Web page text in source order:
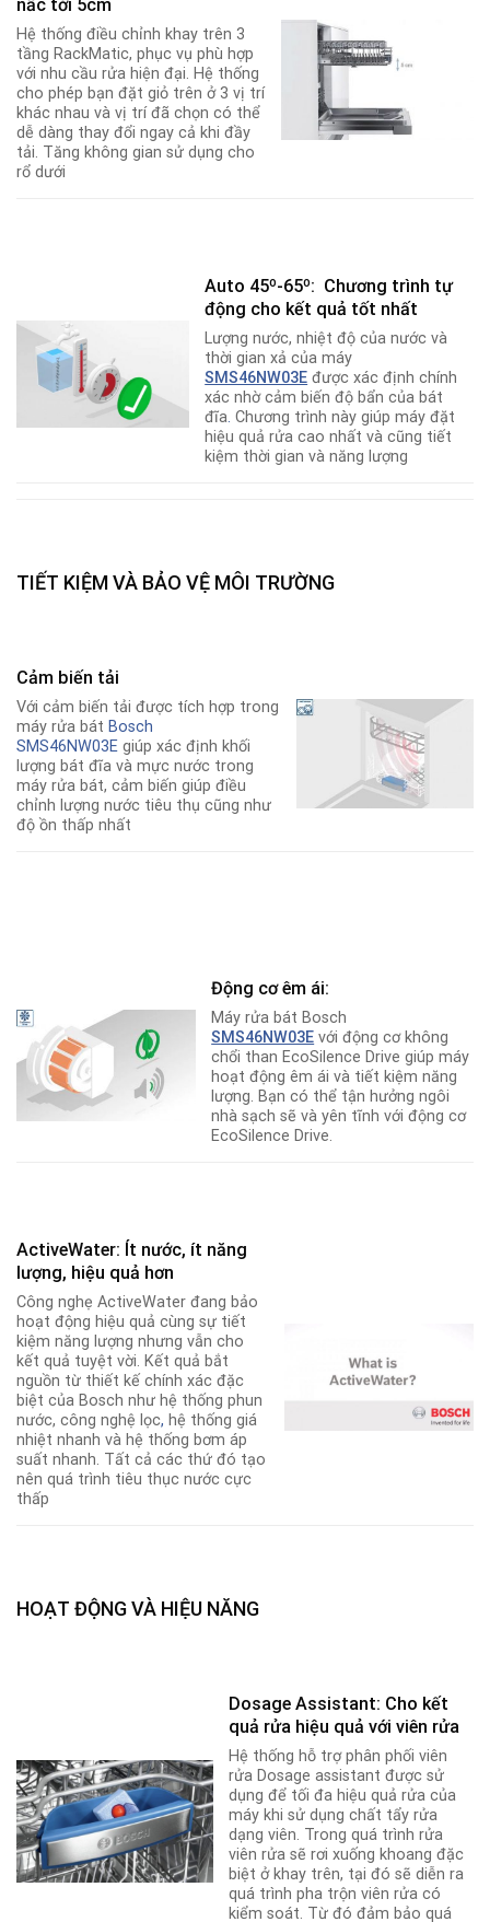
nấc tới 5cm
Hệ thống điều chỉnh khay trên 3
tầng RackMatic, phục vụ phù hợp
với nhu cầu rửa hiện đại. Hệ thống
cho phép bạn đặt giỏ trên ở 3 vị trí
khác nhau và vị trí đã chọn có thể
dễ dàng thay đổi ngay cả khi đầy
tải. Tăng không gian sử dụng cho
rổ dưới
Auto 45º-65º: Chương trình tự
động cho kết quả tốt nhất
Lượng nước, nhiệt độ của nước và
thời gian xả của máy
SMS46NW03E được xác định chính
xác nhờ cảm biến độ bẩn của bát
đĩa. Chương trình này giúp máy đặt
hiệu quả rửa cao nhất và cũng tiết
kiệm thời gian và năng lượng
TIẾT KIỆM VÀ BẢO VỆ MÔI TRƯỜNG
Cảm biến tải
Với cảm biến tải được tích hợp trong
máy rửa bát Bosch
SMS46NW03E giúp xác định khối
lượng bát đĩa và mực nước trong
máy rửa bát, cảm biến giúp điều
chỉnh lượng nước tiêu thụ cũng như
độ ồn thấp nhất
Động cơ êm ái:
Máy rửa bát Bosch
SMS46NW03E với động cơ không
chổi than EcoSilence Drive giúp máy
hoạt động êm ái và tiết kiệm năng
lượng. Bạn có thể tận hưởng ngôi
nhà sạch sẽ và yên tĩnh với động cơ
EcoSilence Drive.
ActiveWater: Ít nước, ít năng
lượng, hiệu quả hơn
Công nghẹ ActiveWater đang bảo
hoạt động hiệu quả cùng sự tiết
kiệm năng lượng nhưng vẫn cho
kết quả tuyệt vời. Kết quả bắt
nguồn từ thiết kế chính xác đặc
biệt của Bosch như hệ thống phun
nước, công nghệ lọc, hệ thống giá
nhiệt nhanh và hệ thống bơm áp
suất nhanh. Tất cả các thứ đó tạo
nên quá trình tiêu thục nước cực
thấp
HOẠT ĐỘNG VÀ HIỆU NĂNG
Dosage Assistant: Cho kết
quả rửa hiệu quả với viên rửa
Hệ thống hỗ trợ phân phối viên
rửa Dosage assistant được sử
dụng để tối đa hiệu quả rửa của
máy khi sử dụng chất tẩy rửa
dạng viên. Trong quá trình rửa
viên rửa sẽ rơi xuống khoang đặc
biệt ở khay trên, tại đó sẽ diễn ra
quá trình pha trộn viên rửa có
kiểm soát. Từ đó đảm bảo quá